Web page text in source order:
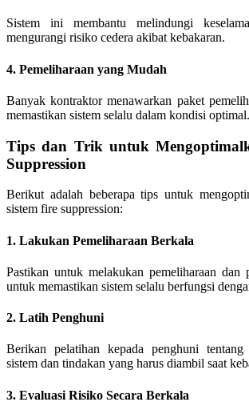
Sistem ini membantu melindungi
mengurangi risiko cedera akibat kebakaran.
4. Pemeliharaan yang Mudah
Banyak kontraktor menawarkan paket
memastikan sistem selalu dalam kondisi optimal.
Tips dan Trik untuk
Suppression
Berikut adalah beberapa tips untuk
sistem fire suppression:
1. Lakukan Pemeliharaan Berkala
Pastikan untuk melakukan pemeliharaan dan
untuk memastikan sistem selalu berfungsi
2. Latih Penghuni
Berikan pelatihan kepada penghuni tentang
sistem dan tindakan yang harus diambil saat
3. Evaluasi Risiko Secara Berkala